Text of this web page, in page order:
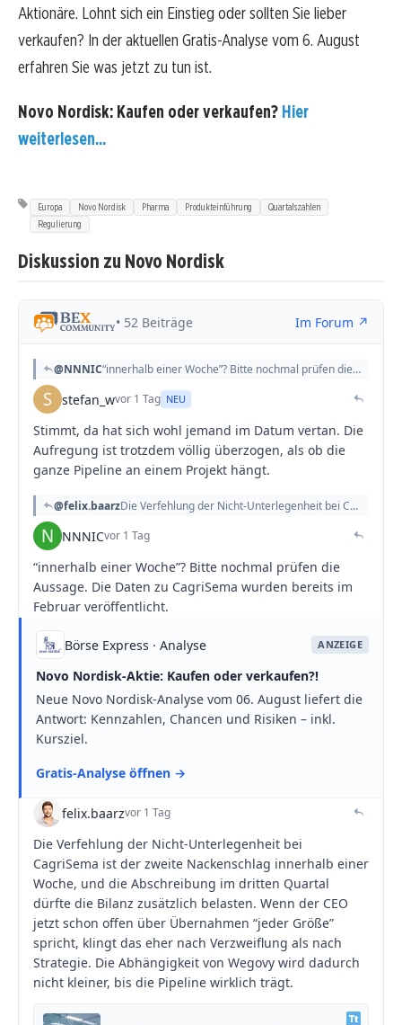
Aktionäre. Lohnt sich ein Einstieg oder sollten Sie lieber
verkaufen? In der aktuellen Gratis-Analyse vom 6. August
erfahren Sie was jetzt zu tun ist.
Novo Nordisk: Kaufen oder verkaufen? Hier
weiterlesen...
Europa Novo Nordisk Pharma Produkteinführung
Quartalszahlen
Regulierung
Diskussion zu Novo Nordisk